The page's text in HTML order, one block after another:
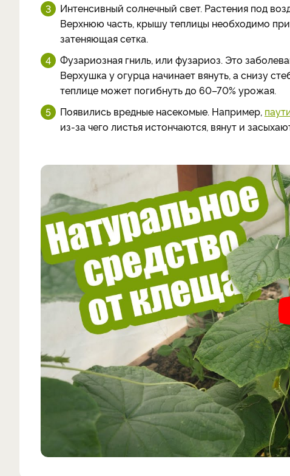
Интенсивный солнечный свет. Растения под
Верхнюю часть, крышу теплицы необходимо
затеняющая сетка.
Фузариозная гниль, или фузариоз. Это
Верхушка у огурца начинает вянуть, а снизу
теплице может погибнуть до 60–70% урожая.
Появились вредные насекомые. Например,
из-за чего листья истончаются, вянут и